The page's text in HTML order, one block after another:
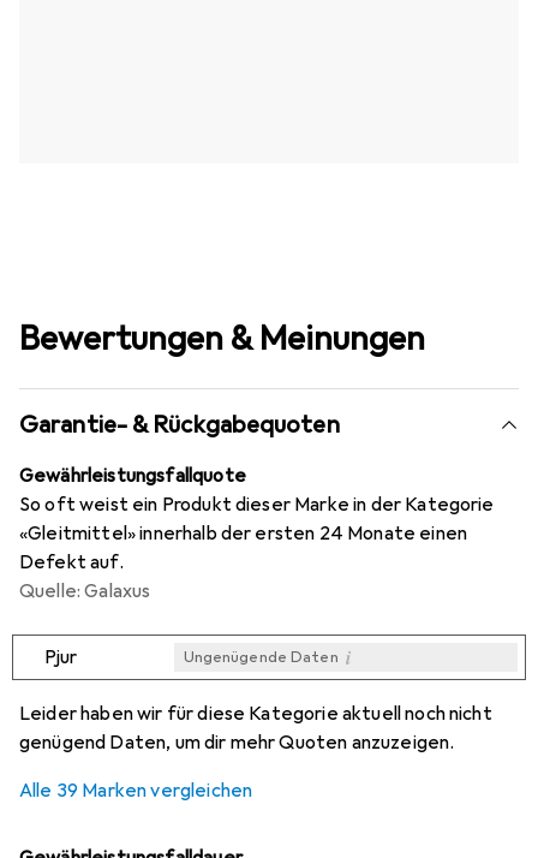
Bewertungen & Meinungen
Garantie- & Rückgabequoten
Gewährleistungsfallquote
So oft weist ein Produkt dieser Marke in der Kategorie
«Gleitmittel» innerhalb der ersten 24 Monate einen
Defekt auf.
Quelle: Galaxus
Pjur Ungenügende Daten i
Leider haben wir für diese Kategorie aktuell noch nicht
genügend Daten, um dir mehr Quoten anzuzeigen.
Alle 39 Marken vergleichen